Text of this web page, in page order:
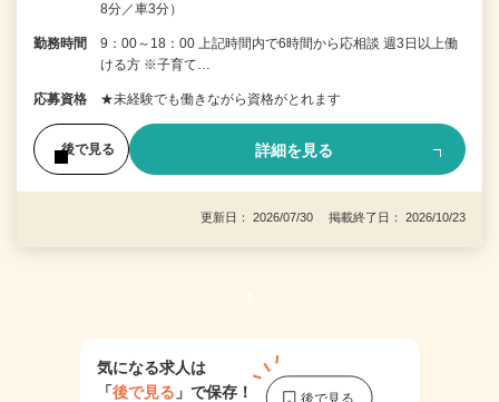
8分／車3分）
勤務時間
9：00～18：00 上記時間内で6時間から応相談 週3日以上働
ける方 ※子育て…
応募資格 ★未経験でも働きながら資格がとれます
後で見る 詳細を見る
更新日： 2026/07/30 掲載終了日： 2026/10/23
1
気になる求人は
「後で見る 」で保存！